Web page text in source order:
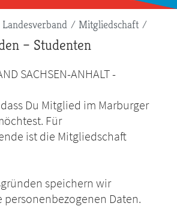
Landesverband Mitgliedschaft
– Studenten
SACHSEN-ANHALT -
Du Mitglied im Marburger
Für
ist die Mitgliedschaft
speichern wir
Daten.